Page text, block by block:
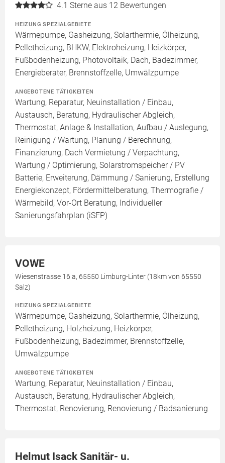
4.1 Sterne aus 12 Bewertungen
HEIZUNG SPEZIALGEBIETE
Wärmepumpe, Gasheizung, Solarthermie, Ölheizung,
Pelletheizung, BHKW, Elektroheizung, Heizkörper,
Fußbodenheizung, Photovoltaik, Dach, Badezimmer,
Energieberater, Brennstoffzelle, Umwälzpumpe
ANGEBOTENE TÄTIGKEITEN
Wartung, Reparatur, Neuinstallation / Einbau,
Austausch, Beratung, Hydraulischer Abgleich,
Thermostat, Anlage & Installation, Aufbau / Auslegung,
Reinigung / Wartung, Planung / Berechnung,
Finanzierung, Dach Vermietung / Verpachtung,
Wartung / Optimierung, Solarstromspeicher / PV
Batterie, Erweiterung, Dämmung / Sanierung, Erstellung
Energiekonzept, Fördermittelberatung, Thermografie /
Wärmebild, Vor-Ort Beratung, Individueller
Sanierungsfahrplan (iSFP)
VOWE
Wiesenstrasse 16 a, 65550 Limburg-Linter (18km von 65550
Salz)
HEIZUNG SPEZIALGEBIETE
Wärmepumpe, Gasheizung, Solarthermie, Ölheizung,
Pelletheizung, Holzheizung, Heizkörper,
Fußbodenheizung, Badezimmer, Brennstoffzelle,
Umwälzpumpe
ANGEBOTENE TÄTIGKEITEN
Wartung, Reparatur, Neuinstallation / Einbau,
Austausch, Beratung, Hydraulischer Abgleich,
Thermostat, Renovierung, Renovierung / Badsanierung
Helmut Isack Sanitär- u.